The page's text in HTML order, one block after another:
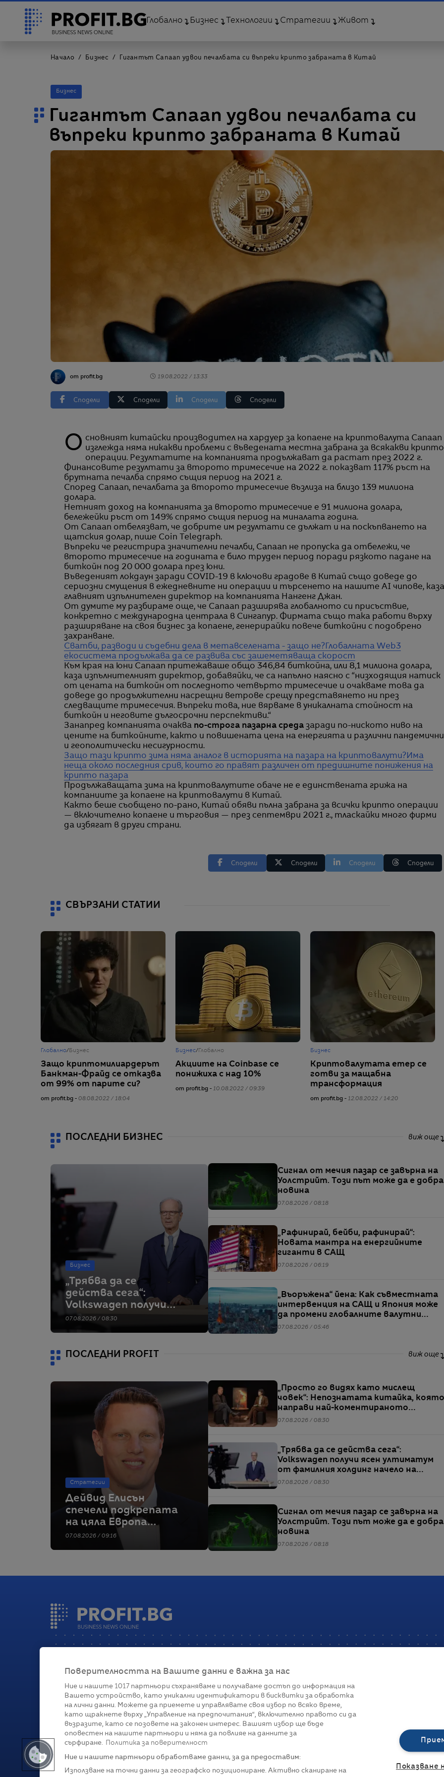
Глобално Бизнес Технологии Стратегии Живот
Начало Бизнес Гигантът Canaan удвои печалбата си въпреки крипто забраната в Китай
Бизнес
Гигантът Canaan удвои печалбата си
въпреки крипто забраната в Китай
от profit.bg 19.08.2022 / 13:33
Сподели Сподели Сподели Сподели
Основният китайски производител на хардуер за копаене на криптовалута Canaan изглежда няма никакви проблеми с въведената местна забрана за всякакви крипто
операции. Резултатите на компанията продължават да растат през 2022 г.
Финансовите резултати за второто тримесечие на 2022 г. показват 117% ръст на
брутната печалба спрямо същия период на 2021 г.
Според Canaan, печалбата за второто тримесечие възлиза на близо 139 милиона
долара.
Нетният доход на компанията за второто тримесечие е 91 милиона долара,
бележейки ръст от 149% спрямо същия период на миналата година.
От Canaan отбелязват, че добрите им резултати се дължат и на поскъпването на
щатския долар, пише Coin Telegraph.
Въпреки че регистрира значителни печалби, Canaan не пропуска да отбележи, че
второто тримесечие на годината е било труден период поради рязкото падане на
биткойн под 20 000 долара през юни.
Въведеният локдаун заради COVID-19 в ключови градове в Китай също доведе до
сериозни смущения в ежедневните ни операции и търсенето на нашите AI чипове, каза
главният изпълнителен директор на компанията Нангенг Джан.
От думите му разбираме още, че Canaan разширява глобалното си присъствие,
конкретно с международна централа в Сингапур. Фирмата също така работи върху
разширяване на своя бизнес за копаене, генерирайки повече биткойни с подобрено
захранване.
Сватби, разводи и съдебни дела в метавселената - защо не?Глобалната Web3
екосистема продължава да се развива със зашеметяваща скорост
Към края на юни Canaan притежаваше общо 346,84 биткойна, или 8,1 милиона долара,
каза изпълнителният директор, добавяйки, че са напълно наясно с “низходящия натиск
от цената на биткойн от последното четвърто тримесечие и очакваме това да
доведе до продължителни насрещни ветрове срещу представянето ни през
следващите тримесечия. Въпреки това, ние вярваме в уникалната стойност на
биткойн и неговите дългосрочни перспективи.“
Занапред компанията очаква по-строга пазарна среда заради по-ниското ниво на
цените на биткойните, както и повишената цена на енергията и различни пандемични
и геополитически несигурности.
Защо тази крипто зима няма аналог в историята на пазара на криптовалути?Има
неща около последния срив, които го правят различен от предишните понижения на
крипто пазара
Продължаващата зима на криптовалутите обаче не е единствената грижа на
компаниите за копаене на криптовалути в Китай.
Както беше съобщено по-рано, Китай обяви пълна забрана за всички крипто операции
— включително копаене и търговия — през септември 2021 г., тласкайки много фирми
да избягат в други страни.
Сподели Сподели Сподели Сподели
СВЪРЗАНИ СТАТИИ
Глобално/Бизнес
Защо криптомилиардерът
Банкман-Фрайд се отказва
от 99% от парите си?
от profit.bg - 08.08.2022 / 18:04
Бизнес/Глобално
Акциите на Coinbase се
понижиха с над 10%
от profit.bg - 10.08.2022 / 09:39
Бизнес
Криптовалутата етер се
готви за мащабна
трансформация
от profit.bg - 12.08.2022 / 14:20
ПОСЛЕДНИ БИЗНЕС виж още
Бизнес
„Трябва да се
действа сега“:
Volkswagen получи
ясен ултиматум от
фамилния холдинг
07.08.2026 / 08:30
Сигнал от мечия пазар се завърна на
Уолстрийт. Този път може да е добра
новина
07.08.2026 / 08:18
„Рафинирай, бейби, рафинирай“:
Новата мантра на енергийните
гиганти в САЩ
07.08.2026 / 06:19
„Въоръжена“ йена: Как съвместната
интервенция на САЩ и Япония може
да промени глобалните валутни
пазари
07.08.2026 / 05:46
ПОСЛЕДНИ PROFIT виж още
Стратегии
Дейвид Елисън
спечели подкрепата
на цяла Европа
Paramount Skydance
07.08.2026 / 09:16
„Просто го видях като мислещ
човек“: Непознатата китайка, която
направи най-коментираното
интервю с Кристофър Нолан
07.08.2026 / 08:30
„Трябва да се действа сега“:
Volkswagen получи ясен ултиматум
от фамилния холдинг начело на
групата
07.08.2026 / 08:30
Сигнал от мечия пазар се завърна на
Уолстрийт. Този път може да е добра
новина
07.08.2026 / 08:18
Категории
ГлобалноБизнесТехнологииСтратегииЖивот
Реклама
За нас
Политика за
Управление на
Поверителността на Вашите данни е важна за нас
Ние и нашите 1017 партньори съхраняваме и получаваме достъп до информация на
Вашето устройство, като уникални идентификатори в бисквитки за обработка
на лични данни. Можете да приемете и управлявате своя избор по всяко време,
като щракнете върху „Управление на предпочитания“, включително правото си да
възразите, като се позовете на законен интерес. Вашият избор ще бъде
оповестен на нашите партньори и няма да повлияе на данните за
сърфиране.
Политика за поверителност
Ние и нашите партньори обработваме данни, за да предоставим:
Използване на точни данни за географско позициониране. Активно сканиране на
Показване